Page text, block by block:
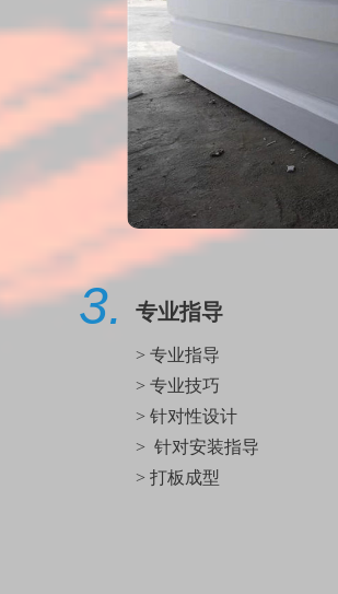
3. 专业指导
> 专业指导
> 专业技巧
> 针对性设计
> 针对安装指导
> 打板成型